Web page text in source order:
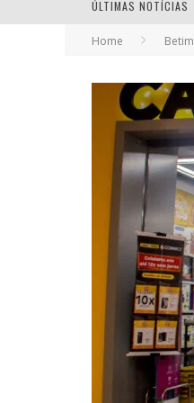
ÚLTIMAS NOTÍCIAS
Home Betim